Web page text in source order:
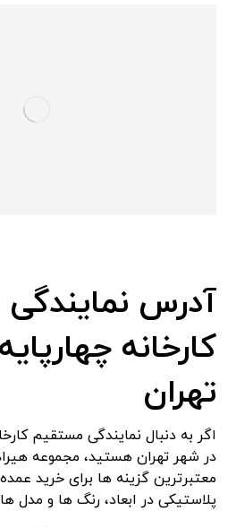
آدرس
کارخانه
تهران
اگر به دنبال نمایندگی مستقیم
در شهر تهران هستید، مجموعه
معتبرترین گزینه ها برای خرید
پلاستیکی در ابعاد، رنگ ها و مدل